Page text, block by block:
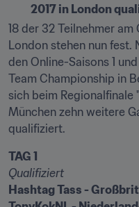
2017 in London
18 der 32 Teilnehmer am
London stehen nun fest.
den Online-Saisons 1
Team Championship in
sich beim Regionalfinale
München zehn weitere
qualifiziert.
TAG 1
Qualifiziert
Hashtag Tass -